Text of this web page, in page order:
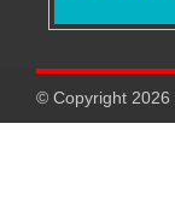
© Copyright 2026